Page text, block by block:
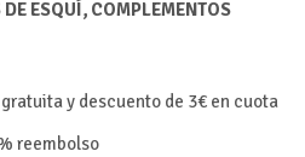
ESQUÍ, COMPLEMENTOS
y descuento de 3€ en cuota
reembolso